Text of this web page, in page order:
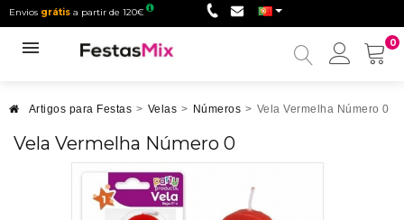
Envios grátis a partir de 120€
0
Minha
Artigos para Festas > Velas > Números > Vela Vermelha Número 0
Vela Vermelha Número 0